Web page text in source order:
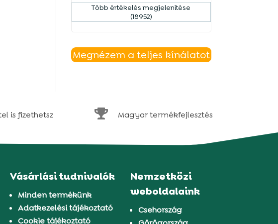
Több értékelés megjelenítése
(18952)
Megnézem a teljes kínálatot
is fizethetsz  Magyar termékfejlesztés
Vásárlási tudnivalók
Minden termékünk
Adatkezelési tájékoztató
Cookie tájékoztató
Nemzetközi
weboldalaink
Csehország